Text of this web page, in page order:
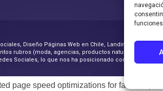
Diseño Páginas Web en Chile, Landing Pages,
rubros (moda, agencias, productos naturales,
Sociales, lo que nos ha posicionado como una gran